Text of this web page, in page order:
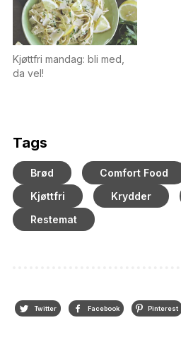
Kjøttfri mandag: bli med,
da vel!
Tags
Brød Comfort Food
Kjøttfri
Krydder
Restemat
Twitter Facebook Pinterest